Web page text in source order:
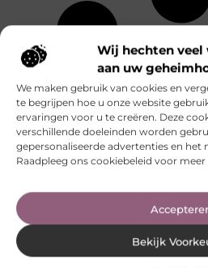
Wij hechten veel
aan uw
We maken gebruik van cookies en
te begrijpen hoe u onze website
ervaringen voor u te creëren. Deze
verschillende doeleinden worden
gepersonaliseerde advertenties en het
Raadpleeg ons cookiebeleid voor
Bekijk